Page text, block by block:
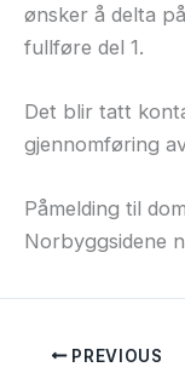
ønsker å delta
fullføre del 1.
Det blir tatt
gjennomføring
Påmelding til
Norbyggsidene
PREVIOUS